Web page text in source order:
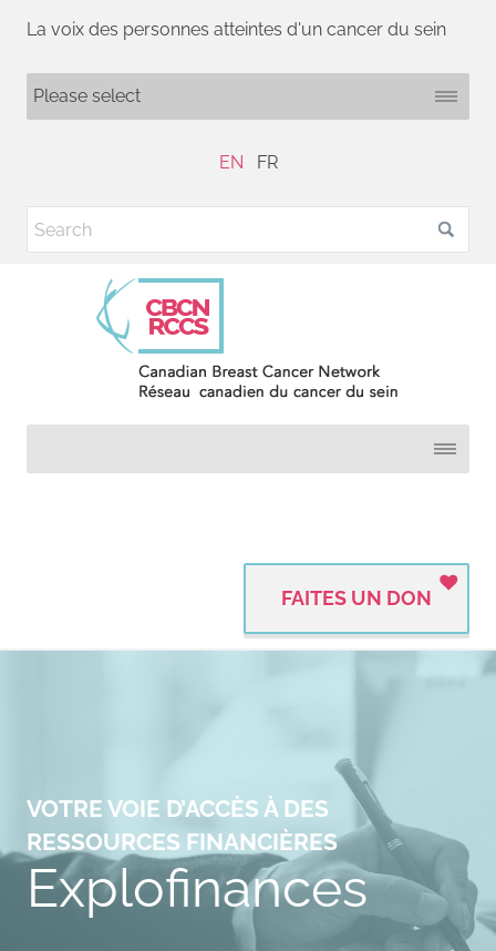
La voix des personnes atteintes d'un cancer du sein
EN FR
FAITES UN DON
VOTRE VOIE D’ACCÈS À DES
RESSOURCES FINANCIÈRES
Explofinances